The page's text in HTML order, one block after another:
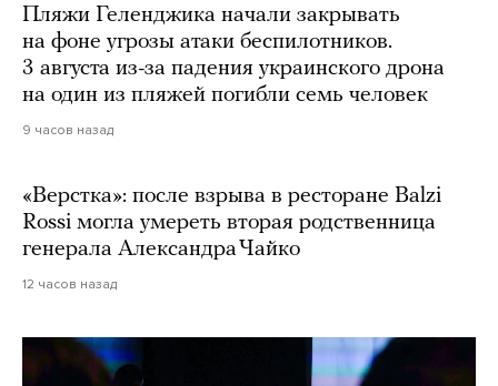
Пляжи Геленджика начали закрывать
на фоне угрозы атаки беспилотников.
3 августа из-за падения украинского дрона
на один из пляжей погибли семь человек
9 часов назад
«Верстка»: после взрыва в ресторане Balzi
Rossi могла умереть вторая родственница
генерала Александра Чайко
12 часов назад